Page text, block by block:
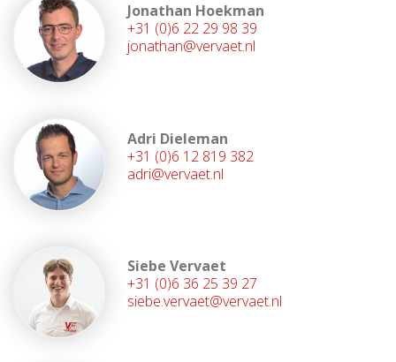
Jonathan Hoekman
+31 (0)6 22 29 98 39
jonathan@vervaet.nl
Adri Dieleman
+31 (0)6 12 819 382
adri@vervaet.nl
Siebe Vervaet
+31 (0)6 36 25 39 27
siebe.vervaet@vervaet.nl